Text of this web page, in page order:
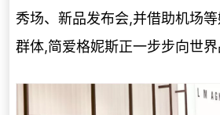
秀场、新品发布会,并借助机场
群体,简爱格妮斯正一步步向世界